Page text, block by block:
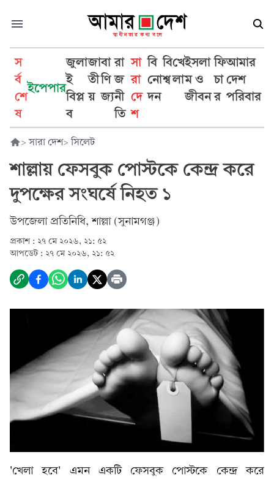
স
র্ব
শে
ষ
ইপেপার
জুলা
ই
বিপ্ল
ব
জা
তী
য়
বা
ণি
জ্য
রা
জ
নী
তি
সা
রা
দে
শ
বি
নো
দন
বি
শ্ব
খে
লা
ইসলা
ম ও
জীবন
ফি
চা
র
আমার
দেশ
পরিবার
> সারা দেশ> সিলেট
শাল্লায় ফেসবুক পোস্টকে কেন্দ্র করে
দুপক্ষের সংঘর্ষে নিহত ১
উপজেলা প্রতিনিধি, শাল্লা (সুনামগঞ্জ)
প্রকাশ : ২৭ মে ২০২৬, ২১: ৫২
আপডেট : ২৭ মে ২০২৬, ২১: ৫২
'খেলা হবে' এমন একটি ফেসবুক পোস্টকে কেন্দ্র করে